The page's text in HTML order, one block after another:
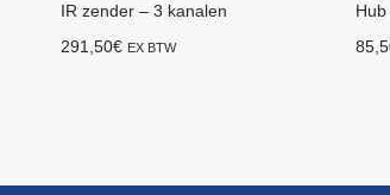
IR zender – 3 kanalen
291,50€ EX BTW